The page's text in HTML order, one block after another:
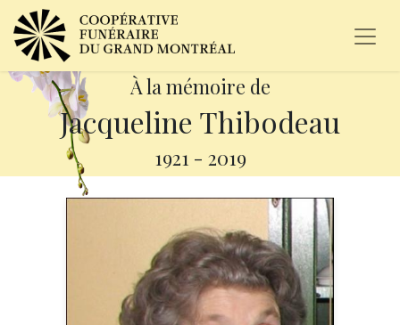
À la mémoire de
Jacqueline Thibodeau
1921 - 2019